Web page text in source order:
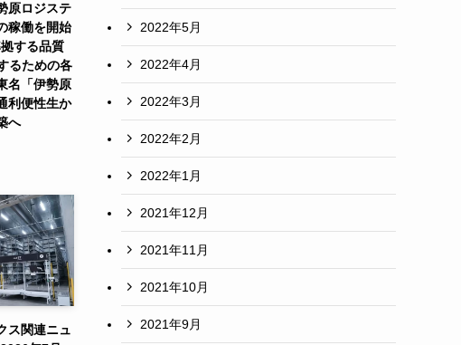
原ロジステ
稼働を開始
する品質
るための各
名「伊勢原
利便性生か
へ
ス関連ニュ
2022年5月
2022年4月
2022年3月
2022年2月
2022年1月
2021年12月
2021年11月
2021年10月
2021年9月